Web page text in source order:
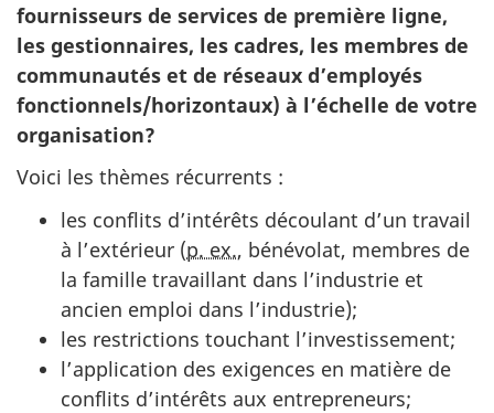
fournisseurs de services de première ligne,
les gestionnaires, les cadres, les membres de
communautés et de réseaux d’employés
fonctionnels/horizontaux) à l’échelle de votre
organisation?
Voici les thèmes récurrents :
les conflits d’intérêts découlant d’un travail
à l’extérieur (p. ex., bénévolat, membres de
la famille travaillant dans l’industrie et
ancien emploi dans l’industrie);
les restrictions touchant l’investissement;
l’application des exigences en matière de
conflits d’intérêts aux entrepreneurs;